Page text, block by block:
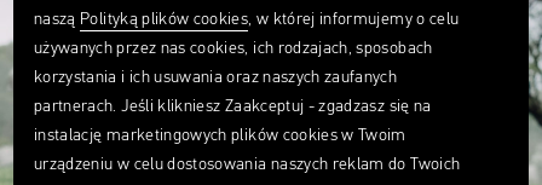
naszą Polityką plików cookies, w której informujemy o celu
używanych przez nas cookies, ich rodzajach, sposobach
korzystania i ich usuwania oraz naszych zaufanych
partnerach. Jeśli klikniesz Zaakceptuj - zgadzasz się na
instalację marketingowych plików cookies w Twoim
urządzeniu w celu dostosowania naszych reklam do Twoich